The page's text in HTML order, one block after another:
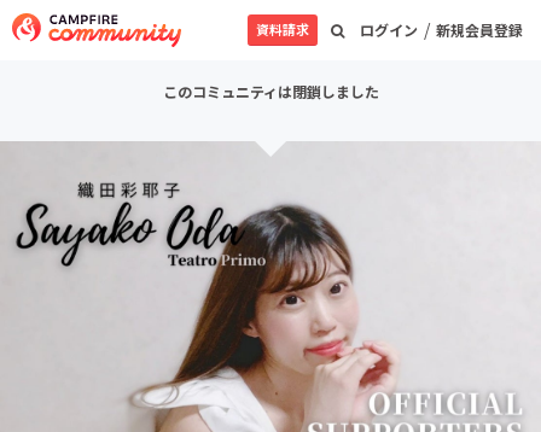
ログイン / 新規会員登録
資料請求
このコミュニティは閉鎖しました